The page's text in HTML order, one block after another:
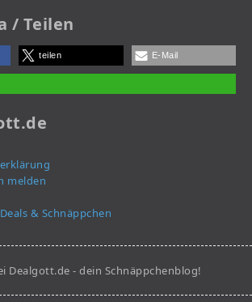
/ Teilen
teilen E-Mail
melden
& Schnäppchen
Dealgott.de - dein Schnäppchenblog!